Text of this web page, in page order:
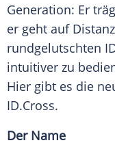
Generation: Er
er geht auf
rundgelutschten
intuitiver zu
Hier gibt es die
ID.Cross.
Der Name